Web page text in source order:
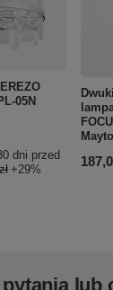
05N
dni przed
+29%
lub